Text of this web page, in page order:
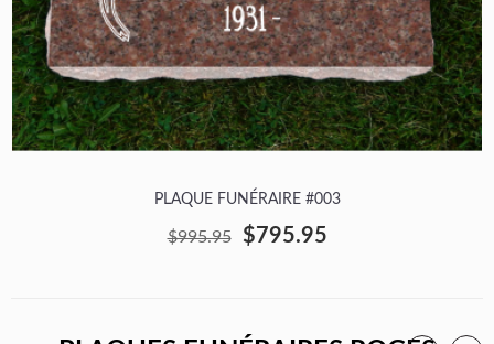
PLAQUE FUNÉRAIRE #003
$995.95 $795.95